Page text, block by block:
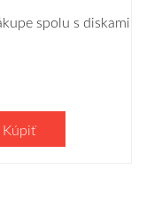
spolu s diskami
Kúpiť